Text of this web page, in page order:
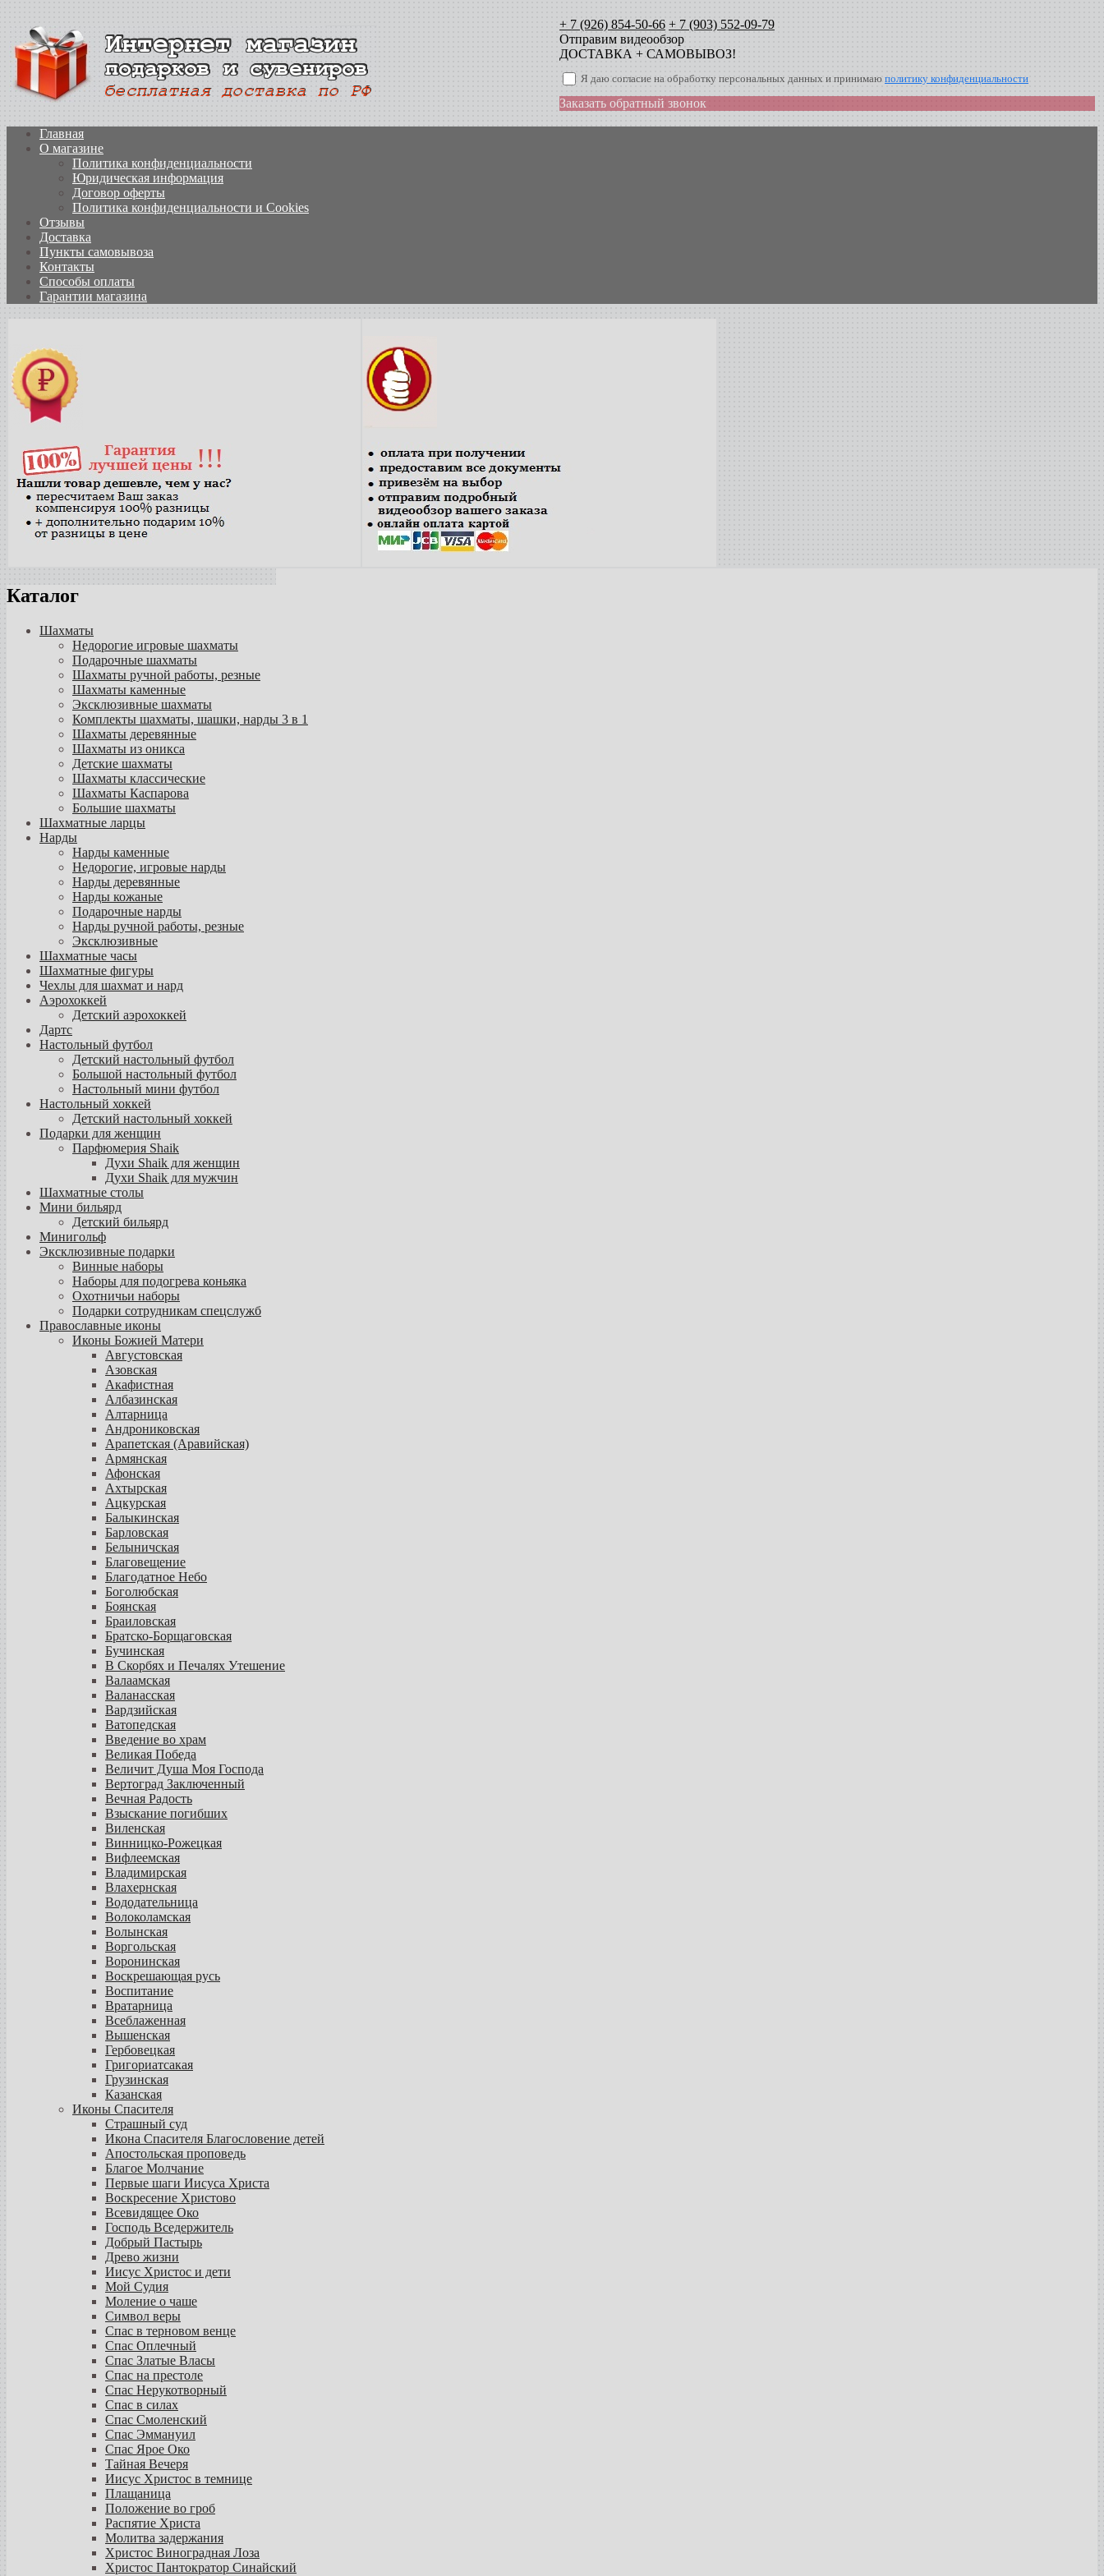
+ 7 (926) 854-50-66 + 7 (903) 552-09-79
Отправим видеообзор
ДОСТАВКА + САМОВЫВОЗ!
Я даю согласие на обработку персональных данных и принимаю политику конфиденциальности
Заказать обратный звонок
Главная
О магазине
Политика конфиденциальности
Юридическая информация
Договор оферты
Политика конфиденциальности и Cookies
Отзывы
Доставка
Пункты самовывоза
Контакты
Способы оплаты
Гарантии магазина
Каталог
Шахматы
Недорогие игровые шахматы
Подарочные шахматы
Шахматы ручной работы, резные
Шахматы каменные
Эксклюзивные шахматы
Комплекты шахматы, шашки, нарды 3 в 1
Шахматы деревянные
Шахматы из оникса
Детские шахматы
Шахматы классические
Шахматы Каспарова
Большие шахматы
Шахматные ларцы
Нарды
Нарды каменные
Недорогие, игровые нарды
Нарды деревянные
Нарды кожаные
Подарочные нарды
Нарды ручной работы, резные
Эксклюзивные
Шахматные часы
Шахматные фигуры
Чехлы для шахмат и нард
Аэрохоккей
Детский аэрохоккей
Дартс
Настольный футбол
Детский настольный футбол
Большой настольный футбол
Настольный мини футбол
Настольный хоккей
Детский настольный хоккей
Подарки для женщин
Парфюмерия Shaik
Духи Shaik для женщин
Духи Shaik для мужчин
Шахматные столы
Мини бильярд
Детский бильярд
Минигольф
Эксклюзивные подарки
Винные наборы
Наборы для подогрева коньяка
Охотничьи наборы
Подарки сотрудникам спецслужб
Православные иконы
Иконы Божией Матери
Августовская
Азовская
Акафистная
Албазинская
Алтарница
Андрониковская
Арапетская (Аравийская)
Армянская
Афонская
Ахтырская
Ацкурская
Балыкинская
Барловская
Белыничская
Благовещение
Благодатное Небо
Боголюбская
Боянская
Браиловская
Братско-Борщаговская
Бучинская
В Скорбях и Печалях Утешение
Валаамская
Валанасская
Вардзийская
Ватопедская
Введение во храм
Великая Победа
Величит Душа Моя Господа
Вертоград Заключенный
Вечная Радость
Взыскание погибших
Виленская
Винницко-Рожецкая
Вифлеемская
Владимирская
Влахернская
Вододательница
Волоколамская
Волынская
Воргольская
Воронинская
Воскрешающая русь
Воспитание
Вратарница
Всеблаженная
Вышенская
Гербовецкая
Григориатсакая
Грузинская
Казанская
Иконы Спасителя
Страшный суд
Икона Спасителя Благословение детей
Апостольская проповедь
Благое Молчание
Первые шаги Иисуса Христа
Воскресение Христово
Всевидящее Око
Господь Вседержитель
Добрый Пастырь
Древо жизни
Иисус Христос и дети
Мой Судия
Моление о чаше
Символ веры
Спас в терновом венце
Спас Оплечный
Спас Златые Власы
Спас на престоле
Спас Нерукотворный
Спас в силах
Спас Смоленский
Спас Эммануил
Спас Ярое Око
Тайная Вечеря
Иисус Христос в темнице
Плащаница
Положение во гроб
Распятие Христа
Молитва задержания
Христос Виноградная Лоза
Христос Пантократор Синайский